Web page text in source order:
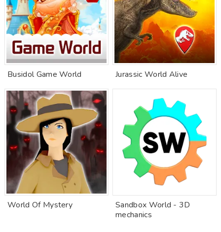
Busidol Game World Jurassic World Alive
World Of Mystery
Sandbox World - 3D
mechanics